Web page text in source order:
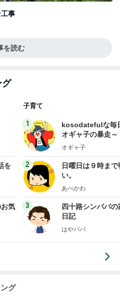
事
を読む
グ
を
気
子育て
1
kosodatefulな毎
オギャ子の暴走～
オギャ子
2
日曜日は９時まで
い。
あべかわ
3
四十路シンパパの
日記
はやパパ
グ